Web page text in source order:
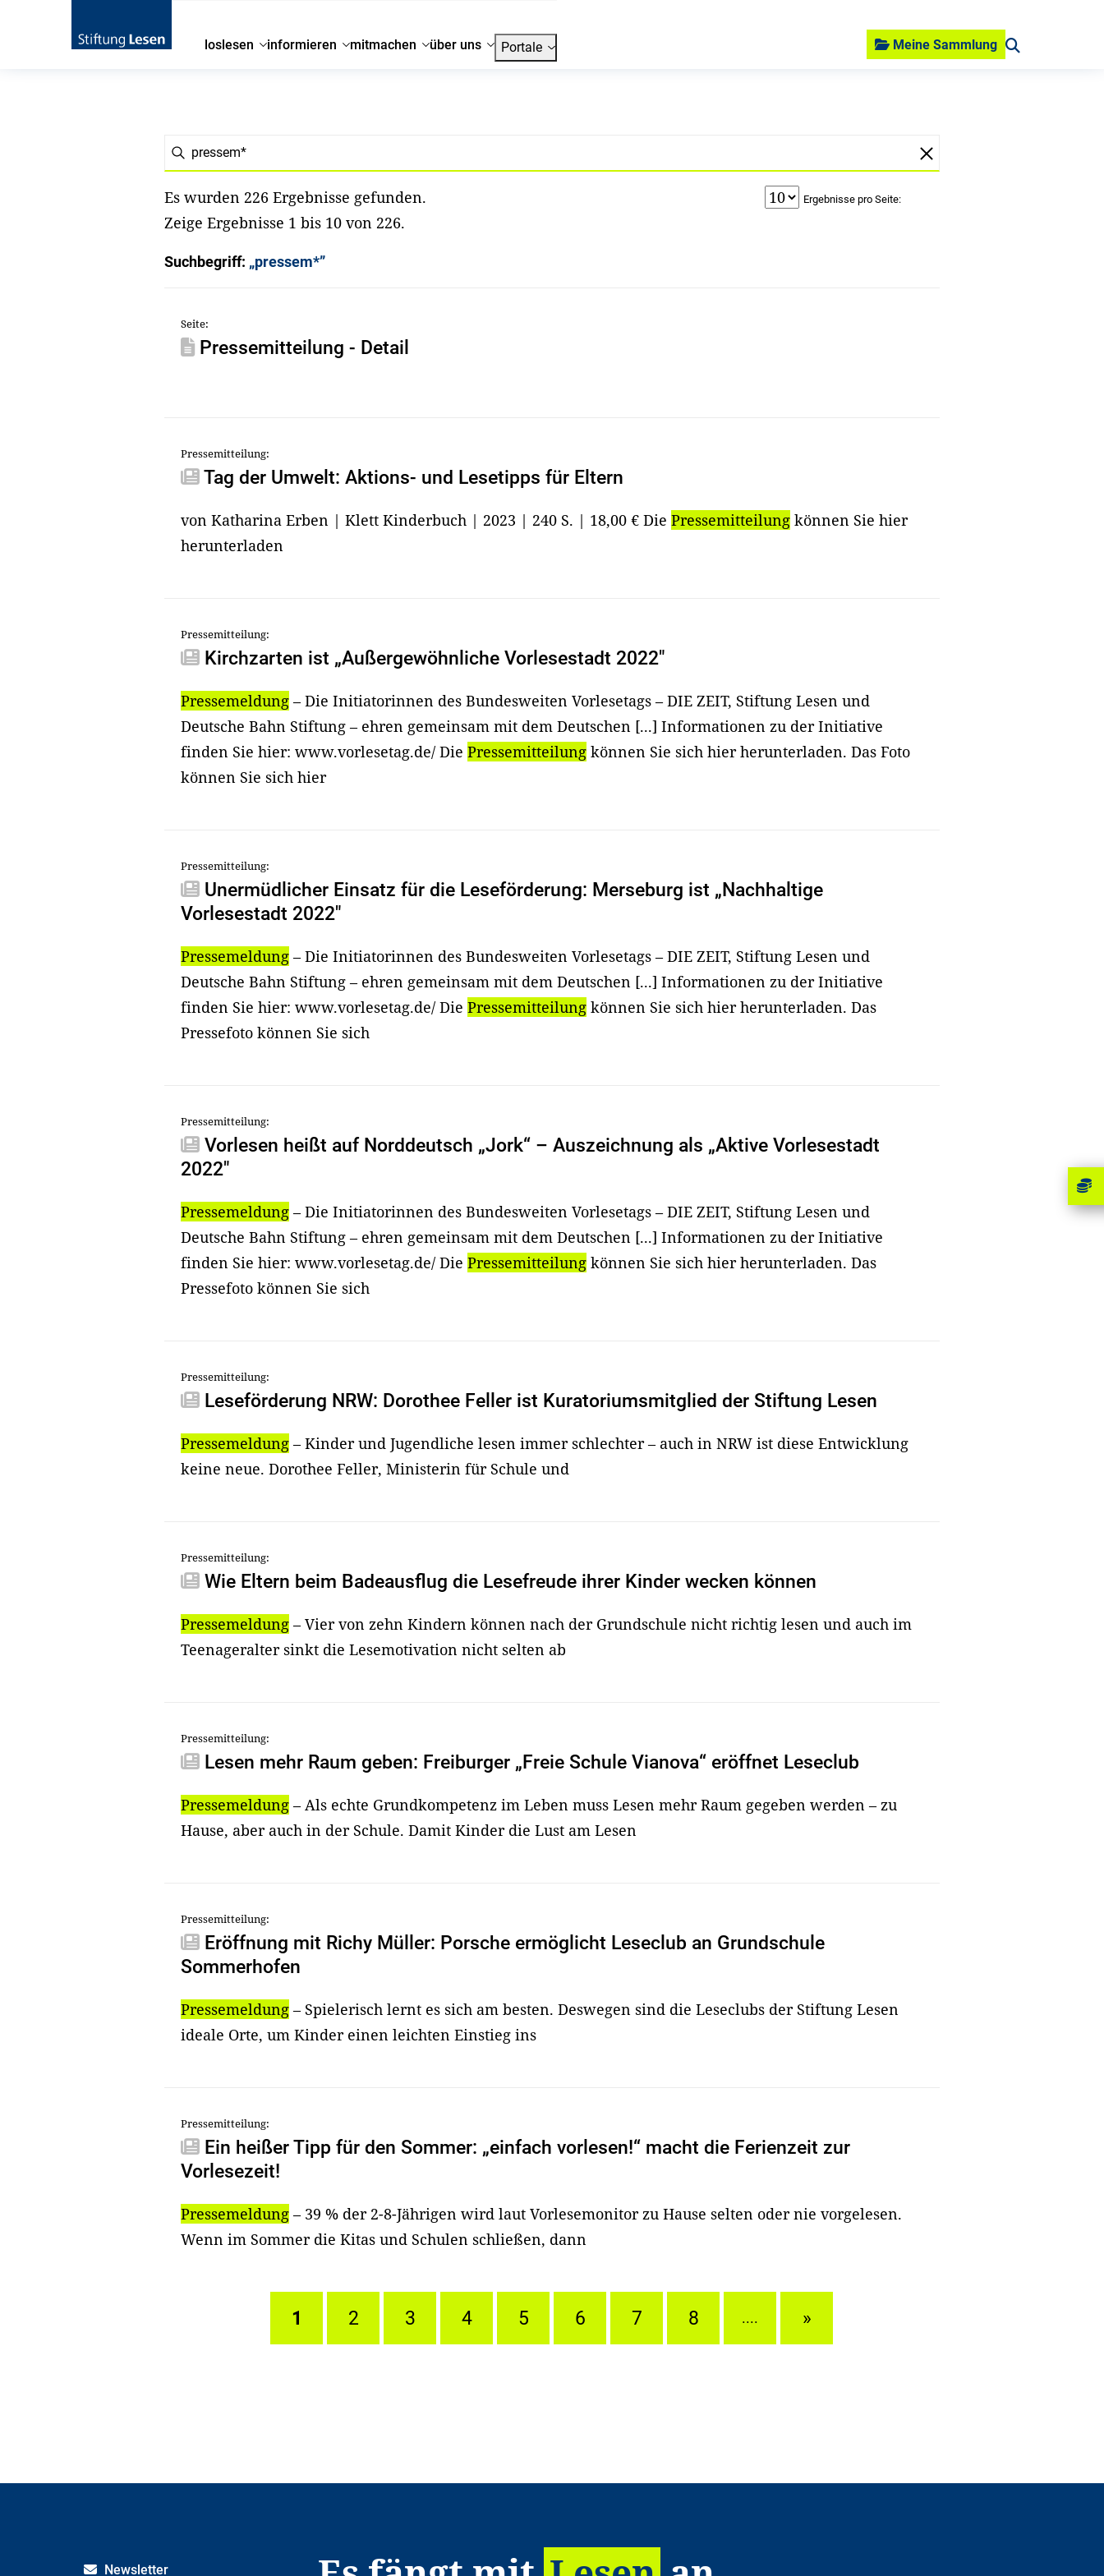
loslesen informieren mitmachen über uns Portale Meine Sammlung
Es wurden 226 Ergebnisse gefunden.
Zeige Ergebnisse 1 bis 10 von 226.
Suchbegriff: „pressem*”
Ergebnisse pro Seite:
Seite:
Pressemitteilung - Detail
Pressemitteilung:
Tag der Umwelt: Aktions- und Lesetipps für Eltern
von Katharina Erben | Klett Kinderbuch | 2023 | 240 S. | 18,00 € Die Pressemitteilungkönnen Sie hier
herunterladen
Pressemitteilung:
Kirchzarten ist „Außergewöhnliche Vorlesestadt 2022"
Pressemeldung– Die Initiatorinnen des Bundesweiten Vorlesetags – DIE ZEIT, Stiftung Lesen und
Deutsche Bahn Stiftung – ehren gemeinsam mit dem Deutschen [...] Informationen zu der Initiative
finden Sie hier: www.vorlesetag.de/ Die Pressemitteilungkönnen Sie sich hier herunterladen. Das Foto
können Sie sich hier
Pressemitteilung:
Unermüdlicher Einsatz für die Leseförderung: Merseburg ist „Nachhaltige
Vorlesestadt 2022"
Pressemeldung– Die Initiatorinnen des Bundesweiten Vorlesetags – DIE ZEIT, Stiftung Lesen und
Deutsche Bahn Stiftung – ehren gemeinsam mit dem Deutschen [...] Informationen zu der Initiative
finden Sie hier: www.vorlesetag.de/ Die Pressemitteilungkönnen Sie sich hier herunterladen. Das
Pressefoto können Sie sich
Pressemitteilung:
Vorlesen heißt auf Norddeutsch „Jork“ – Auszeichnung als „Aktive Vorlesestadt
2022"
Pressemeldung– Die Initiatorinnen des Bundesweiten Vorlesetags – DIE ZEIT, Stiftung Lesen und
Deutsche Bahn Stiftung – ehren gemeinsam mit dem Deutschen [...] Informationen zu der Initiative
finden Sie hier: www.vorlesetag.de/ Die Pressemitteilungkönnen Sie sich hier herunterladen. Das
Pressefoto können Sie sich
Pressemitteilung:
Leseförderung NRW: Dorothee Feller ist Kuratoriumsmitglied der Stiftung Lesen
Pressemeldung– Kinder und Jugendliche lesen immer schlechter – auch in NRW ist diese Entwicklung
keine neue. Dorothee Feller, Ministerin für Schule und
Pressemitteilung:
Wie Eltern beim Badeausflug die Lesefreude ihrer Kinder wecken können
Pressemeldung– Vier von zehn Kindern können nach der Grundschule nicht richtig lesen und auch im
Teenageralter sinkt die Lesemotivation nicht selten ab
Pressemitteilung:
Lesen mehr Raum geben: Freiburger „Freie Schule Vianova“ eröffnet Leseclub
Pressemeldung– Als echte Grundkompetenz im Leben muss Lesen mehr Raum gegeben werden – zu
Hause, aber auch in der Schule. Damit Kinder die Lust am Lesen
Pressemitteilung:
Eröffnung mit Richy Müller: Porsche ermöglicht Leseclub an Grundschule
Sommerhofen
Pressemeldung– Spielerisch lernt es sich am besten. Deswegen sind die Leseclubs der Stiftung Lesen
ideale Orte, um Kinder einen leichten Einstieg ins
Pressemitteilung:
Ein heißer Tipp für den Sommer: „einfach vorlesen!“ macht die Ferienzeit zur
Vorlesezeit!
Pressemeldung– 39 % der 2-8-Jährigen wird laut Vorlesemonitor zu Hause selten oder nie vorgelesen.
Wenn im Sommer die Kitas und Schulen schließen, dann
1 2 3 4 5 6 7 8 .... »
Newsletter